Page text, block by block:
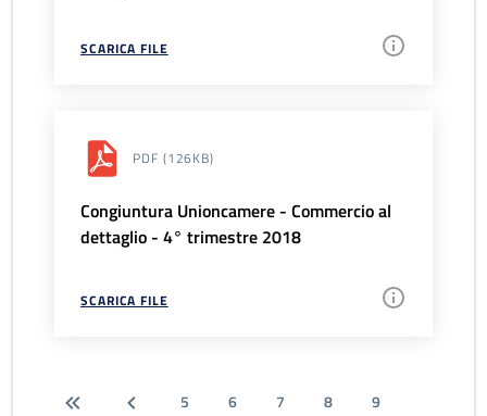
SCARICA FILE
PDF (126KB)
Congiuntura Unioncamere - Commercio al
dettaglio - 4° trimestre 2018
SCARICA FILE
5 6 7 8
9